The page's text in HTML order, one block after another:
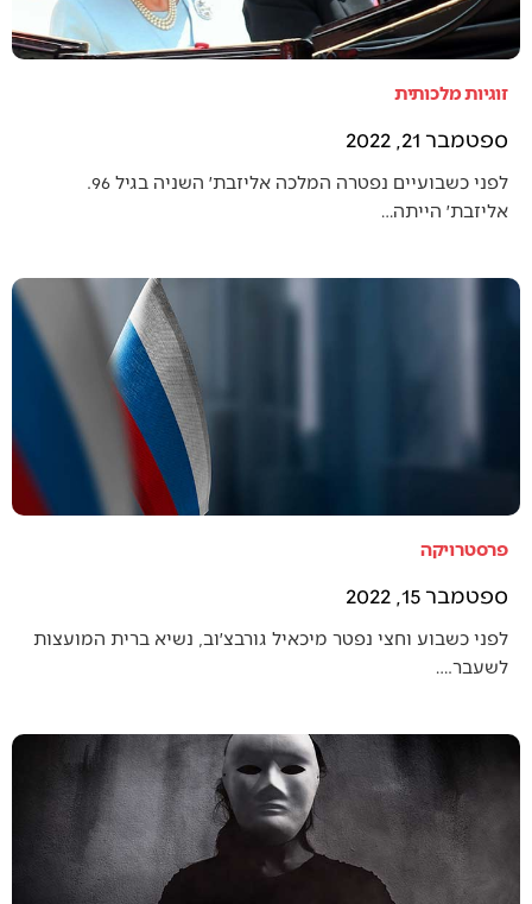
זוגיות מלכותית
ספטמבר 21, 2022
לפני כשבועיים נפטרה המלכה אליזבת׳ השניה בגיל 96.
אליזבת׳ הייתה…
פרסטרויקה
ספטמבר 15, 2022
לפני כשבוע וחצי נפטר מיכאיל גורבצ׳וב, נשיא ברית המועצות
לשעבר.…